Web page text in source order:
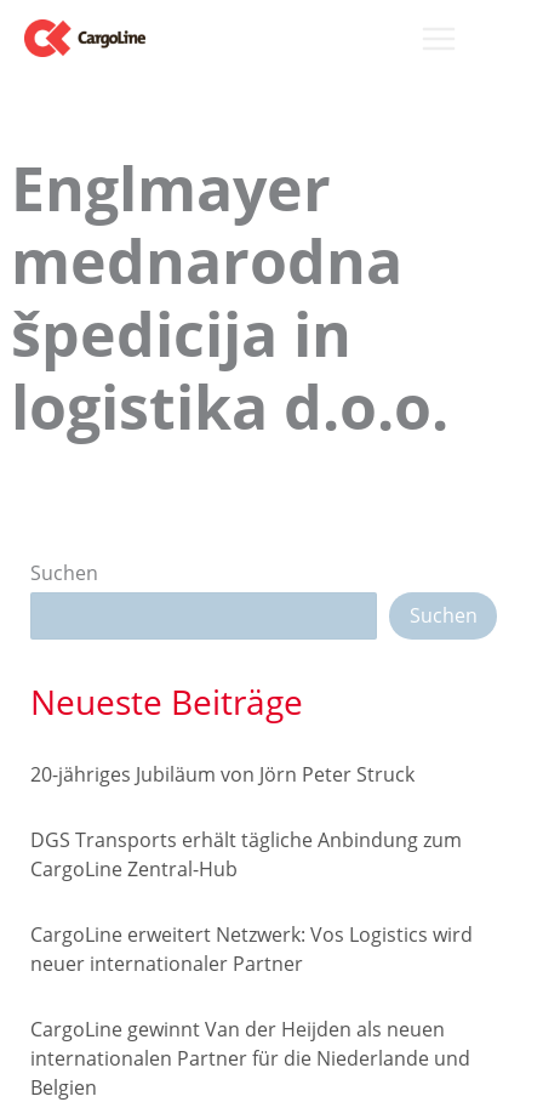
Zum
Inhalt
Englmayer
mednarodna
špedicija in
logistika d.o.o.
Suchen
Suchen
Neueste Beiträge
20-jähriges Jubiläum von Jörn Peter Struck
DGS Transports erhält tägliche Anbindung zum
CargoLine Zentral-Hub
CargoLine erweitert Netzwerk: Vos Logistics wird
neuer internationaler Partner
CargoLine gewinnt Van der Heijden als neuen
internationalen Partner für die Niederlande und
Belgien